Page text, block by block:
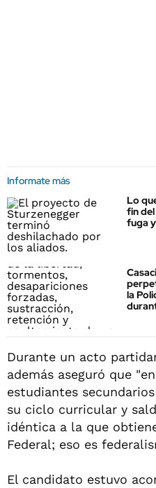
Informate más
Lo
fin
fuga
la
Durante un acto
además aseguró que
estudiantes
su ciclo curricular y
idéntica a la que
Federal; eso es
El candidato estuvo